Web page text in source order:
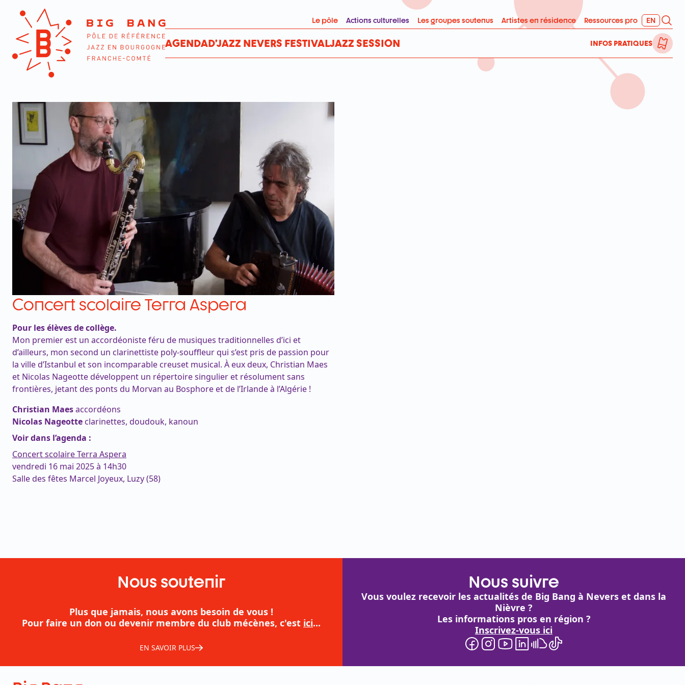
AGENDAD’JAZZ NEVERS FESTIVALJAZZ SESSION INFOS PRATIQUES
Le pôle Actions culturelles Les groupes soutenus Artistes en résidence Ressources pro ENGLISH
EN
Concert scolaire Terra Aspera
Pour les élèves de collège.
Mon premier est un accordéoniste féru de musiques traditionnelles d’ici et
d’ailleurs, mon second un clarinettiste poly-souffleur qui s’est pris de passion pour
la ville d’Istanbul et son incomparable creuset musical. À eux deux, Christian Maes
et Nicolas Nageotte développent un répertoire singulier et résolument sans
frontières, jetant des ponts du Morvan au Bosphore et de l’Irlande à l’Algérie !
Christian Maesaccordéons
Nicolas Nageotte clarinettes, doudouk, kanoun
Voir dans l’agenda :
Concert scolaire Terra Aspera
vendredi 16 mai 2025 à 14h30
Salle des fêtes Marcel Joyeux, Luzy(58)
Nous soutenir
Plus que jamais, nous avons besoin de vous !
Pour faire un don ou devenir membre du club mécènes, c'est ici...
EN SAVOIR PLUS
Nous suivre
Vous voulez recevoir les actualités de Big Bang à Nevers et dans la
Nièvre ?
Les informations pros en région ?
Inscrivez-vous ici